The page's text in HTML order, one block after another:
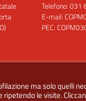
Telefono: 031
E-mail:
PEC:
ma solo quelli
le visite.